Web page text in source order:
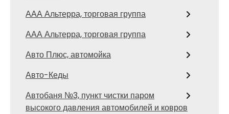
ААА Альтерра, торговая группа
ААА Альтерра, торговая группа
Авто Плюс, автомойка
Авто-Кеды
Автобаня №3, пункт чистки паром
высокого давления автомобилей и ковров